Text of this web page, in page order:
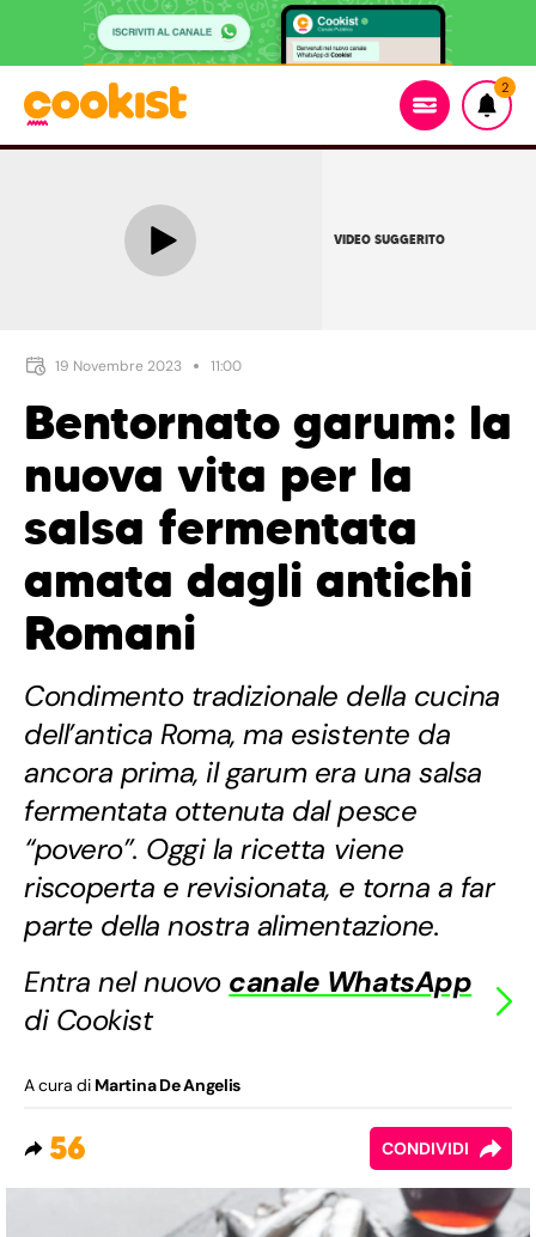
2
VIDEO SUGGERITO
19 Novembre 2023 11:00
Bentornato garum: la
nuova vita per la
salsa fermentata
amata dagli antichi
Romani
Condimento tradizionale della cucina
dell’antica Roma, ma esistente da
ancora prima, il garum era una salsa
fermentata ottenuta dal pesce
“povero”. Oggi la ricetta viene
riscoperta e revisionata, e torna a far
parte della nostra alimentazione.
Entra nel nuovo canale WhatsApp
di Cookist
A cura di Martina De Angelis
56 CONDIVIDI